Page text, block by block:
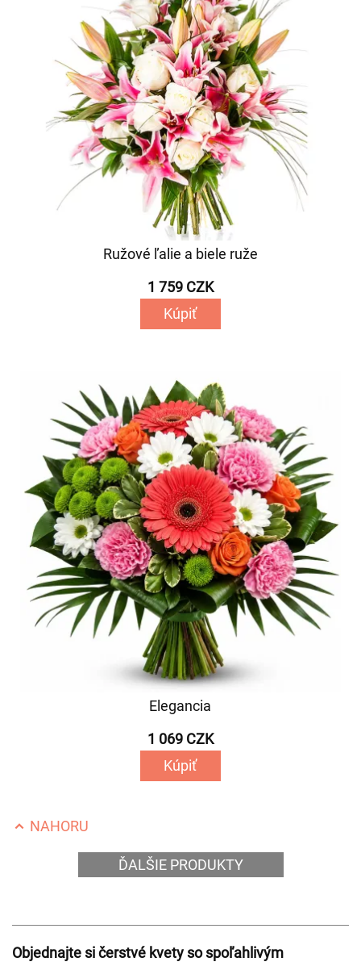
Ružové ľalie a biele ruže
1 759 CZK
Kúpiť
Elegancia
1 069 CZK
Kúpiť
NAHORU
ĎALŠIE PRODUKTY
Objednajte si čerstvé kvety so spoľahlivým